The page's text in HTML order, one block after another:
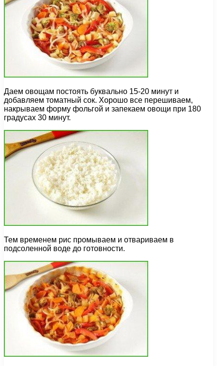
Даем овощам постоять буквально 15-20 минут и
добавляем томатный сок. Хорошо все перешиваем,
накрываем форму фольгой и запекаем овощи при 180
градусах 30 минут.
Тем временем рис промываем и отвариваем в
подсоленной воде до готовности.